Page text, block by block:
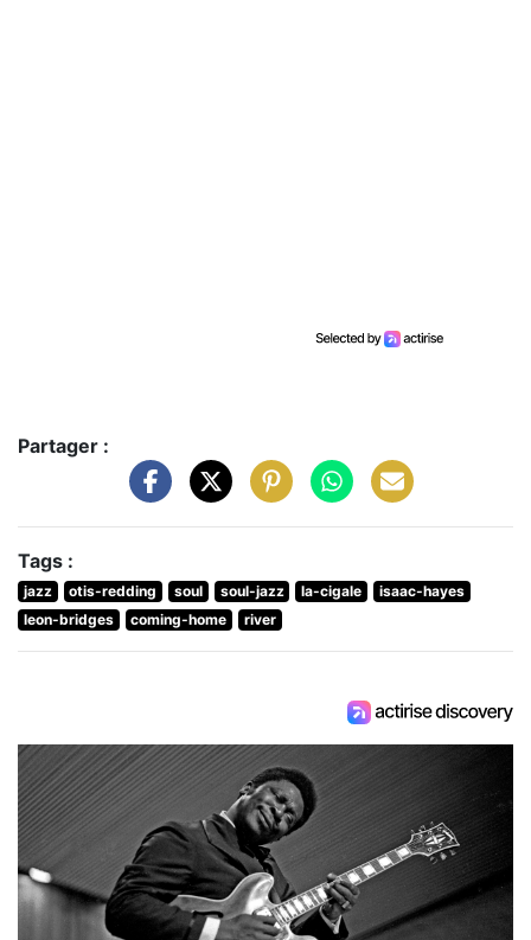
Partager :
Tags :
jazz otis-redding soul soul-jazz la-cigale
isaac-hayes
leon-bridges
coming-home river